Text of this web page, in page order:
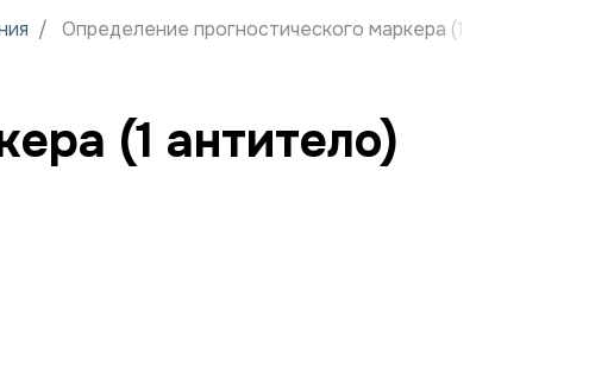
Определение прогностического маркера (1 антитело)
(1 антитело)